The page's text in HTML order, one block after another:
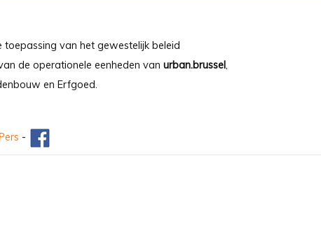
van het gewestelijk beleid
de operationele eenheden van urban.brussel,
en Erfgoed.
-